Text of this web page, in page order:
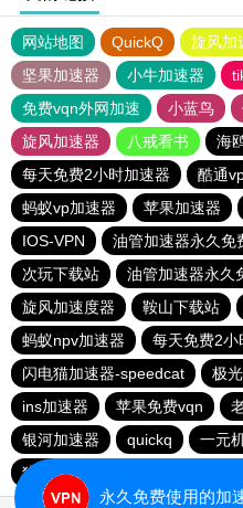
网站地图 QuickQ 旋风加
坚果加速器
小牛加速器
免费vqn外网加速
小蓝鸟
旋风加速器
八戒看书 海
每天免费2小时加速器
酷通
蚂蚁vp加速器
苹果加速器
IOS-VPN
油管加速器永久免
次玩下载站
油管加速器永久
旋风加速度器
鞍山下载站
蚂蚁npv加速器
每天免费2小
闪电猫加速器-speedcat
极
ins加速器
苹果免费vqn
银河加速器
quickq 一元
猎豹加速器
永久免费使用的加